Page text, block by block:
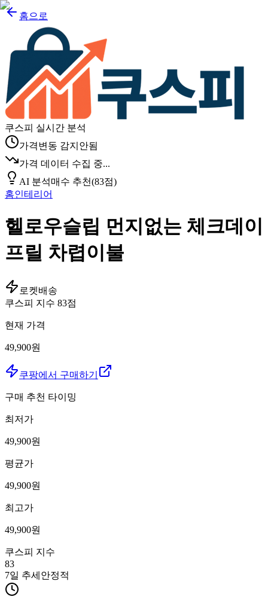
홈으로
쿠스피 실시간 분석
가격변동 감지안됨
가격 데이터 수집 중...
AI 분석매수 추천(83점)
홈인테리어
헬로우슬립 먼지없는 체크데이
프릴 차렵이불
로켓배송
쿠스피 지수 83점
현재 가격
49,900원
쿠팡에서 구매하기
구매 추천 타이밍
최저가
49,900원
평균가
49,900원
최고가
49,900원
쿠스피 지수
83
7일 추세 안정적